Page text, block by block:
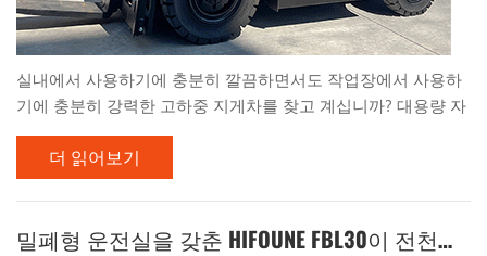
실내에서 사용하기에 충분히 깔끔하면서도 작업장에서 사용하
기에 충분히 강력한 고하중 지게차를 찾고 계십니까? 대용량 자
재 운반에 있어서 강력한 성능과 환경 규제 준수 사이에서 고민
할 필요가 없습니다. 지금 바로 만나보세요. HIFOUNE FG50T 내
연기관 카운터밸런스형 LPG 지게차 —내연기관의 안정적인 힘
과 액화석유가스(LPG)의 깨끗하고 경제적인 효율성을 결합한 5
톤급 고성능 엔진입니다. 중공업, 제재소, 제지 공장 또는 실내외
더 읽어보기
밀폐형 운전실을 갖춘 HIFOUNE FBL30이 전천후 리프팅의 미래일까요?